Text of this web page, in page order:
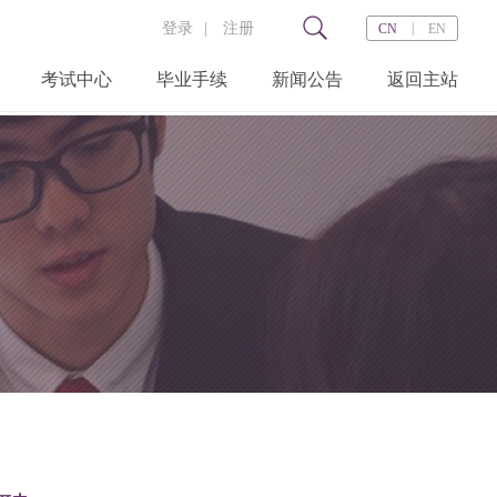
登录 注册 CN EN
考试中心 毕业手续 新闻公告 返回主站